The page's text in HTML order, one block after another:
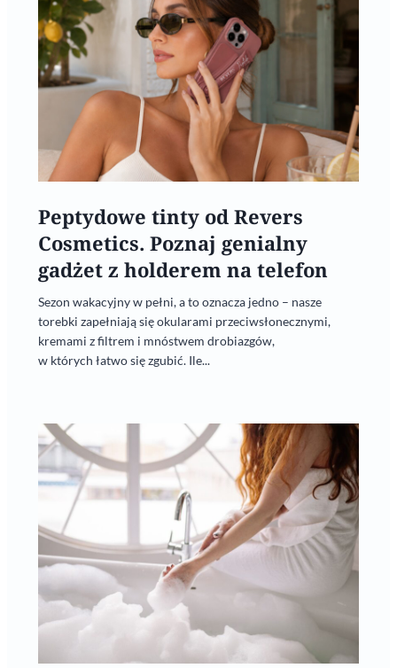
Peptydowe tinty od Revers
Cosmetics. Poznaj genialny
gadżet z holderem na telefon
Sezon wakacyjny w pełni, a to oznacza jedno – nasze
torebki zapełniają się okularami przeciwsłonecznymi,
kremami z filtrem i mnóstwem drobiazgów,
w których łatwo się zgubić. Ile...